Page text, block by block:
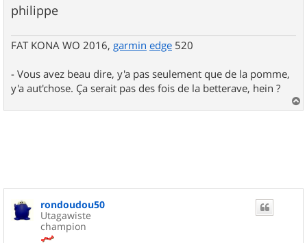
philippe
FAT KONA WO 2016, garmin edge 520
- Vous avez beau dire, y'a pas seulement que de la pomme,
y'a aut'chose. Ça serait pas des fois de la betterave, hein ?
a
rondoudou50
Utagawiste
champion